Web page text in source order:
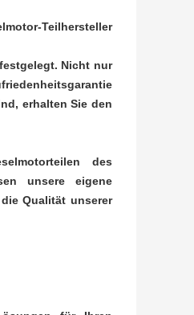
Teilhersteller
Nicht nur
erhalten Sie den
des
unsere eigene
Qualität unserer